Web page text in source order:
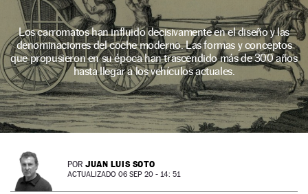
MOTORTV
PREMIOS
SERVICIOS
NEWSLETTER
SÍGUENOS
Los carromatos han influido decisivamente en el diseño y las
denominaciones del coche moderno. Las formas y conceptos
que propusieron en su época han trascendido más de 300 años
hasta llegar a los vehículos actuales.
POR JUAN LUIS SOTO
ACTUALIZADO 06 SEP 20 - 14: 51